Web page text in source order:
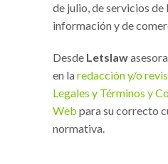
de julio, de servicios de
información y de
Desde Letslaw
en laredacción y/o
Legales y Términos y
Web para su correcto
normativa.